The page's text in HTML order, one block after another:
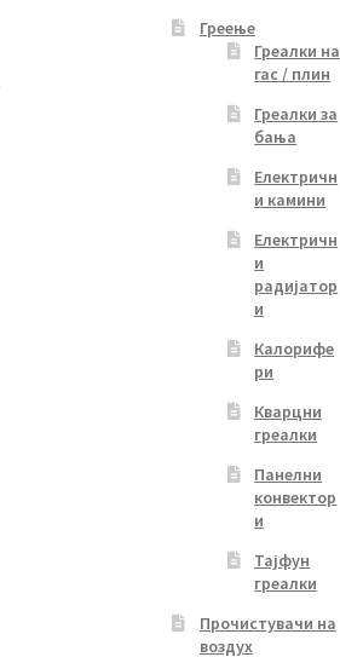
Греење
Греалки на
гас / плин
Греалки за
бања
Електричн
и камини
Електричн
и
радијатор
и
Калорифе
ри
Кварцни
греалки
Панелни
конвектор
и
Тајфун
греалки
Прочистувачи на
воздух